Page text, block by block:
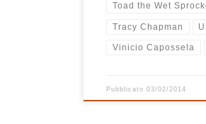
Toad the Wet
Tracy Chapman
Vinicio Capossela
Pubblicato03/02/2014